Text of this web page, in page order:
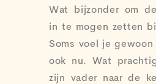
Wat bijzonder om
in te mogen zetten
Soms voel je
ook nu. Wat
zijn vader naar de